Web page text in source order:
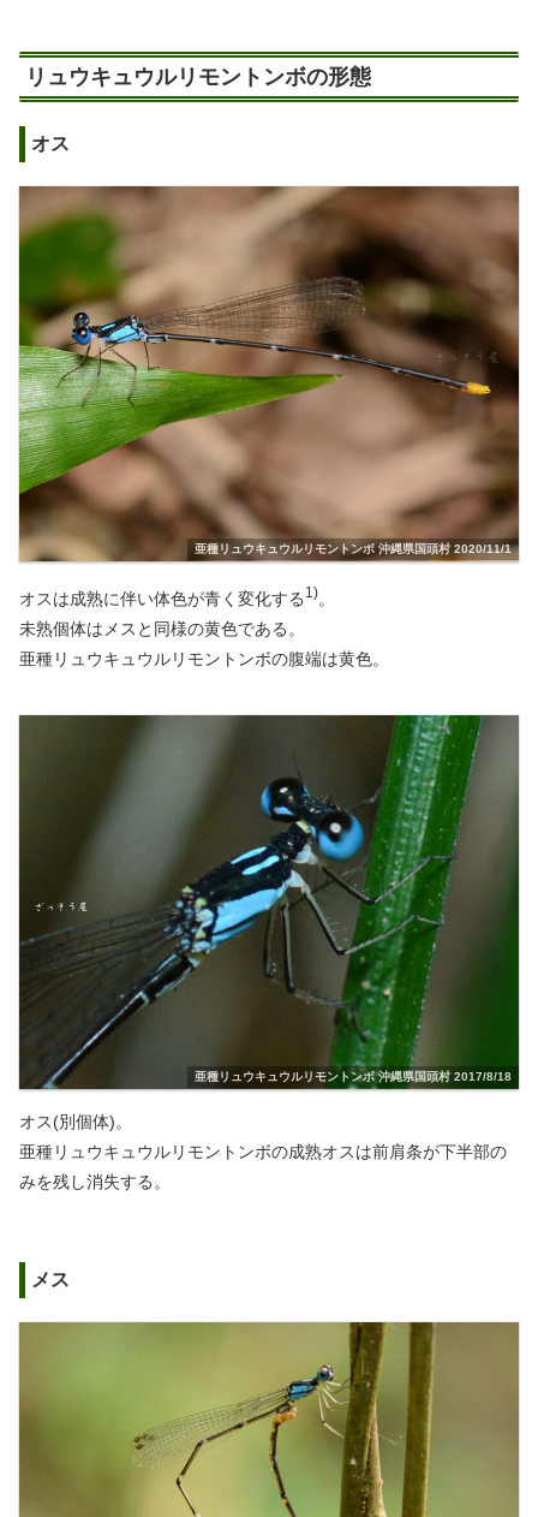
リュウキュウルリモントンボの形態
オス
亜種リュウキュウルリモントンボ 沖縄県国頭村 2020/11/1
オスは成熟に伴い体色が青く変化する 1)。
未熟個体はメスと同様の黄色である。
亜種リュウキュウルリモントンボの腹端は黄色。
亜種リュウキュウルリモントンボ 沖縄県国頭村 2017/8/18
オス(別個体)。
亜種リュウキュウルリモントンボの成熟オスは前肩条が下半部の
みを残し消失する。
メス